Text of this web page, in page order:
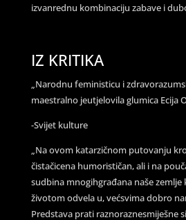
izvanrednu kombinaciju zabave i
IZ KRITIKA
„Narodnu feministicu i
maestralno jeutjelovila glumica Ecija
-Svijet kulture
„Na ovom katarzičnom putovanju
čistačicena humorističan, ali i na
sudbina mnogihgrađana naše zemlje
životom odvela u, većsvima dobro
Predstava prati raznoraznesmiješne